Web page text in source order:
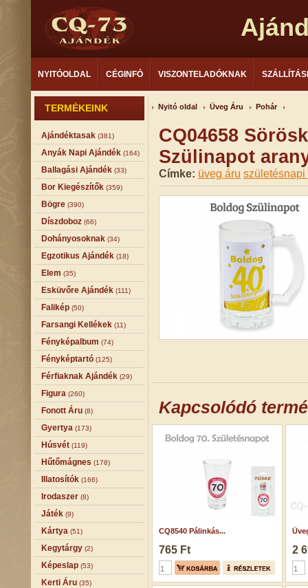
NYITÓOLDAL CÉGINFÓ VISZONTELADÓKNAK
TERMÉKEINK
Ajándéktasak (381)
Anyák Napi Ajándék (164)
Ballagási Ajándék (33)
Bor Kiegészítők (359)
Bögre (390)
Díszdoboz (66)
Dohányosoknak (34)
Egzotikus Ajándék (18)
Elem (35)
Esküvőre Ajándék (111)
Falikép (50)
Farsangi Kellékek (11)
Fényképalbum (74)
Fényképtartó (125)
Férfiaknak Ajándék (29)
Figura (260)
Fonott Áru (8)
Gyertya (173)
Húsvét (119)
Hűtőmágnes (178)
Illatosítók (166)
Irodaszer (8)
Játék (9)
Kártya (51)
Kegytárgy (2)
Képeslap (53)
Kerti Áru (35)
Nyitó oldal Üveg Áru Pohár
CQ04658
Szülinapot
Címke: üveg áru születésnapi
Kapcsolódó
CQ8540 Pálinkás...
765 Ft 2